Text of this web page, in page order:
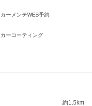
カーメンテWEB予約
カーコーティング
約1.5km